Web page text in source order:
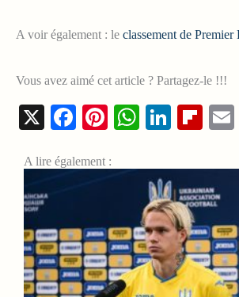
A voir également : le classement de Premier
Vous avez aimé cet article ? Partagez-le !!!
X Facebook
Pinterest
A lire également :